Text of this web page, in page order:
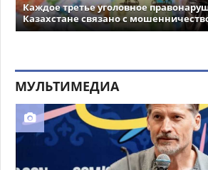
Каждое третье уголовное
Казахстане связано с
МУЛЬТИМЕДИА